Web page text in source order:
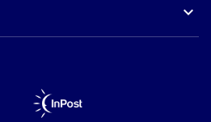
